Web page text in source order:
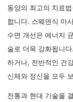
동양의 최고의 치료
합니다. 스웨덴식 마
수면 개선은 에너지
술로 더욱 강화됩니
하거나, 전반적인 건
신체와 정신을 모두
전통과 현대 기술을